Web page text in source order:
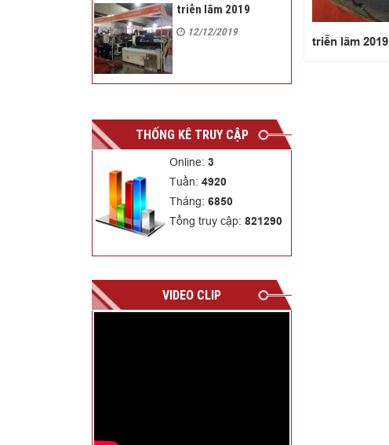
triễn lãm 2019
12/12/2019
THỐNG KÊ TRUY CẬP
Online: 3
Tuần: 4920
Tháng: 6850
Tổng truy cập: 821290
VIDEO CLIP
triễn lãm 2019